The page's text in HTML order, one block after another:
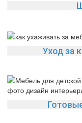
Уход за